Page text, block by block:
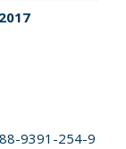
9391-254-9